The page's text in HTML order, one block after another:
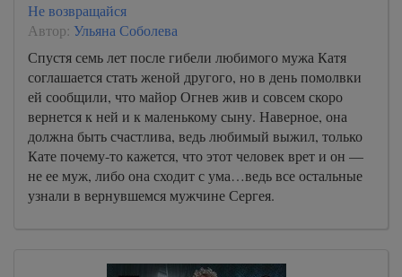
Не возвращайся
Автор: Ульяна Соболева
Спустя семь лет после гибели любимого мужа Катя
соглашается стать женой другого, но в день помолвки
ей сообщили, что майор Огнев жив и совсем скоро
вернется к ней и к маленькому сыну. Наверное, она
должна быть счастлива, ведь любимый выжил, только
Кате почему-то кажется, что этот человек врет и он —
не ее муж, либо она сходит с ума…ведь все остальные
узнали в вернувшемся мужчине Сергея.